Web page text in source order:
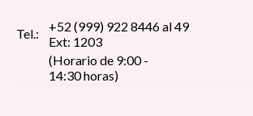
Tel.:
+52 (999) 922 8446 al 49
Ext: 1203
(Horario de 9:00 -
14:30 horas)